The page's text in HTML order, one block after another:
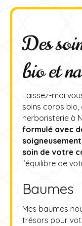
Des
bio et
Laissez-moi
soins corps
herboristerie à
formulé avec
soin de votre
l’équilibre de
Baumes
Mes baumes
trésors pour